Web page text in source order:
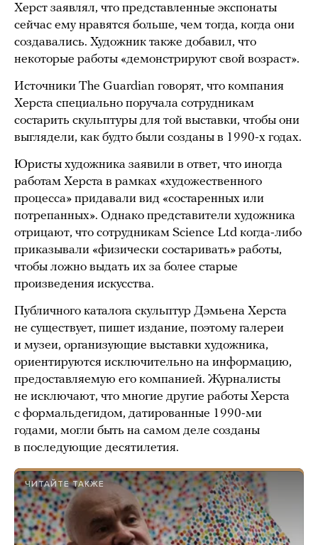
Херст заявлял, что представленные экспонаты
сейчас ему нравятся больше, чем тогда, когда они
создавались. Художник также добавил, что
некоторые работы «демонстрируют свой возраст».
Источники The Guardian говорят, что компания
Херста специально поручала сотрудникам
состарить скульптуры для той выставки, чтобы они
выглядели, как будто были созданы в 1990-х годах.
Юристы художника заявили в ответ, что иногда
работам Херста в рамках «художественного
процесса» придавали вид «состаренных или
потрепанных». Однако представители художника
отрицают, что сотрудникам Science Ltd когда-либо
приказывали «физически состаривать» работы,
чтобы ложно выдать их за более старые
произведения искусства.
Публичного каталога скульптур Дэмьена Херста
не существует, пишет издание, поэтому галереи
и музеи, организующие выставки художника,
ориентируются исключительно на информацию,
предоставляемую его компанией. Журналисты
не исключают, что многие другие работы Херста
с формальдегидом, датированные 1990-ми
годами, могли быть на самом деле созданы
в последующие десятилетия.
ЧИТАЙТЕ ТАКЖЕ